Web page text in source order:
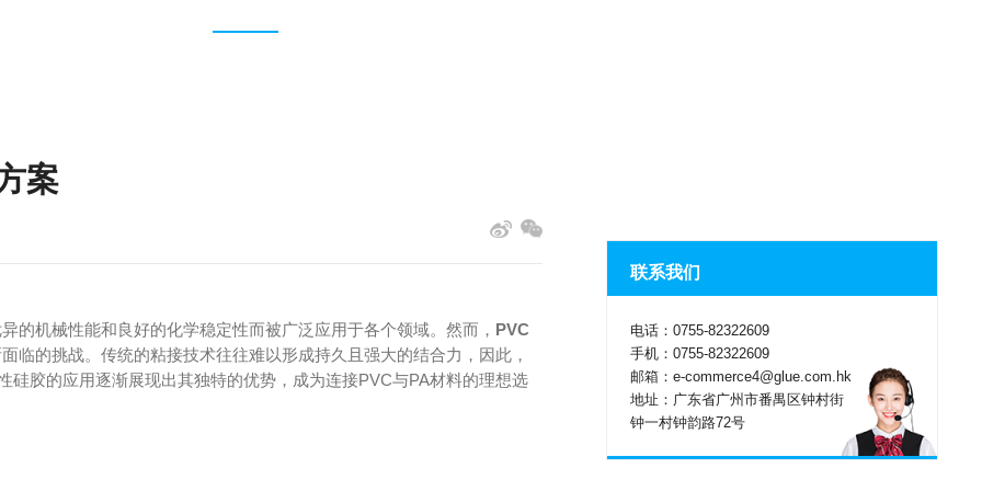
案
的机械性能和良好的化学稳定性而被广泛应用于各个领域。然而， PVC
临的挑战。传统的粘接技术往往难以形成持久且强大的结合力，因此，
胶的应用逐渐展现出其独特的优势，成为连接PVC与PA材料的理想选
联系我们
电话：0755-82322609
手机：0755-82322609
邮箱：e-commerce4@glue.com.hk
地址：广东省广州市番禺区钟村街
钟一村钟韵路72号